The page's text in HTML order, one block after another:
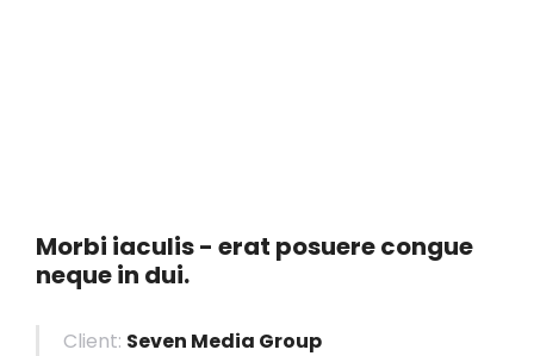
Morbi iaculis - erat posuere congue
neque in dui.
Client: Seven Media Group